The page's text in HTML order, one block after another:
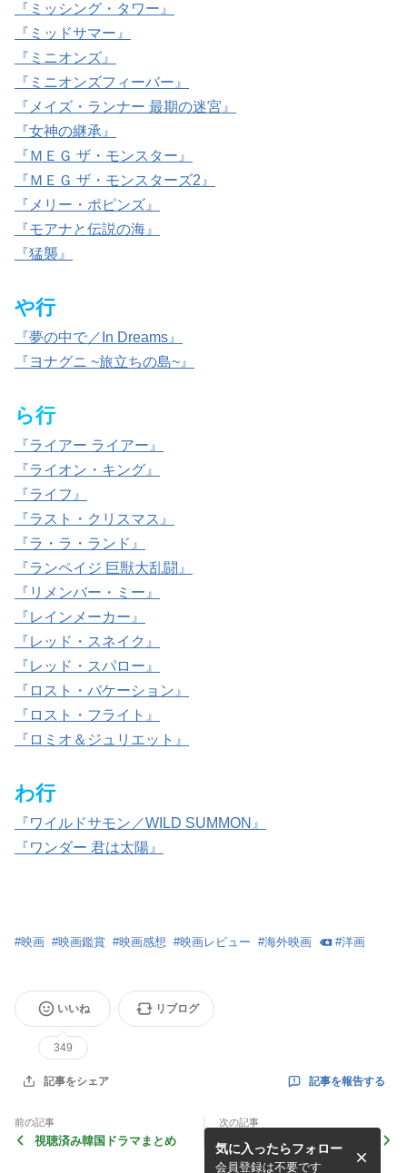
『ミッシング・タワー』
『ミッドサマー』
『ミニオンズ』
『ミニオンズフィーバー』
『メイズ・ランナー 最期の迷宮』
『女神の継承』
『ＭＥＧ ザ・モンスター』
『ＭＥＧ ザ・モンスターズ2』
『メリー・ポピンズ』
『モアナと伝説の海』
『猛襲』
や行
『夢の中で／In Dreams』
『ヨナグニ ~旅立ちの島~』
ら行
『ライアー ライアー』
『ライオン・キング』
『ライフ』
『ラスト・クリスマス』
『ラ・ラ・ランド』
『ランペイジ 巨獣大乱闘』
『リメンバー・ミー』
『レインメーカー』
『レッド・スネイク』
『レッド・スパロー』
『ロスト・バケーション』
『ロスト・フライト』
『ロミオ＆ジュリエット』
わ行
『ワイルドサモン／WILD SUMMON』
『ワンダー 君は太陽』
#映画 #映画鑑賞 #映画感想 #映画レビュー #海外映画 #洋画
いいね
349
リブログ
記事をシェア 記事を報告する
前の記事
視聴済み韓国ドラマまとめ
次の記事
韓国ドラマ『検事室の提案』
気に入ったらフォロー
会員登録は不要です